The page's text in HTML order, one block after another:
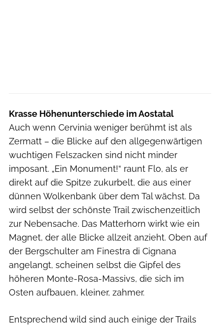
Krasse Höhenunterschiede im Aostatal
Auch wenn Cervinia weniger berühmt ist als
Zermatt – die Blicke auf den allgegenwärtigen
wuchtigen Felszacken sind nicht minder
imposant. „Ein Monument!“ raunt Flo, als er
direkt auf die Spitze zukurbelt, die aus einer
dünnen Wolkenbank über dem Tal wächst. Da
wird selbst der schönste Trail zwischenzeitlich
zur Nebensache. Das Matterhorn wirkt wie ein
Magnet, der alle Blicke allzeit anzieht. Oben auf
der Bergschulter am Finestra di Cignana
angelangt, scheinen selbst die Gipfel des
höheren Monte-Rosa-Massivs, die sich im
Osten aufbauen, kleiner, zahmer.
Entsprechend wild sind auch einige der Trails